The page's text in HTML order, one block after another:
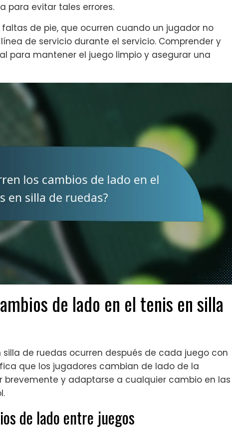
para evitar tales errores.
de pie, que ocurren cuando un jugador no
de servicio durante el servicio. Comprender y
para mantener el juego limpio y asegurar una
de lado en el tenis en silla
de ruedas ocurren después de cada juego con
que los jugadores cambian de lado de la
brevemente y adaptarse a cualquier cambio en las
de lado entre juegos